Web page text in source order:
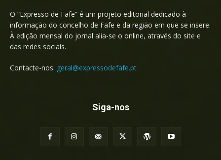
O “Expresso de Fafe” é um projeto editorial dedicado à
informação do concelho de Fafe e da região em que se insere.
À edição mensal do jornal alia-se o online, através do site e
das redes sociais.
Contacte-nos: geral@expressodefafe.pt
Siga-nos